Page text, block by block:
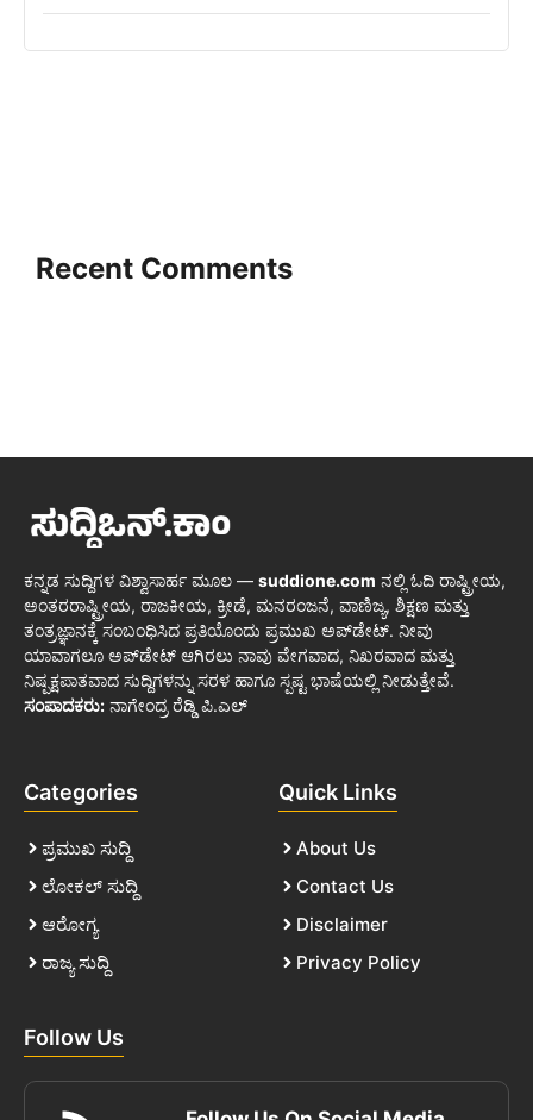
Recent Comments
ಕನ್ನಡ ಸುದ್ದಿಗಳ ವಿಶ್ವಾಸಾರ್ಹ ಮೂಲ — suddione.com ನಲ್ಲಿ ಓದಿ ರಾಷ್ಟ್ರೀಯ,
ಅಂತರರಾಷ್ಟ್ರೀಯ, ರಾಜಕೀಯ, ಕ್ರೀಡೆ, ಮನರಂಜನೆ, ವಾಣಿಜ್ಯ, ಶಿಕ್ಷಣ ಮತ್ತು
ತಂತ್ರಜ್ಞಾನಕ್ಕೆ ಸಂಬಂಧಿಸಿದ ಪ್ರತಿಯೊಂದು ಪ್ರಮುಖ ಅಪ್‌ಡೇಟ್. ನೀವು
ಯಾವಾಗಲೂ ಅಪ್‌ಡೇಟ್ ಆಗಿರಲು ನಾವು ವೇಗವಾದ, ನಿಖರವಾದ ಮತ್ತು
ನಿಷ್ಪಕ್ಷಪಾತವಾದ ಸುದ್ದಿಗಳನ್ನು ಸರಳ ಹಾಗೂ ಸ್ಪಷ್ಟ ಭಾಷೆಯಲ್ಲಿ ನೀಡುತ್ತೇವೆ.
ಸಂಪಾದಕರು: ನಾಗೇಂದ್ರ ರೆಡ್ಡಿ ಪಿ.ಎಲ್
Categories
ಪ್ರಮುಖ ಸುದ್ದಿ
ಲೋಕಲ್ ಸುದ್ದಿ
ಆರೋಗ್ಯ
ರಾಜ್ಯ ಸುದ್ದಿ
Quick Links
About Us
Contact Us
Disclaimer
Privacy Policy
Follow Us